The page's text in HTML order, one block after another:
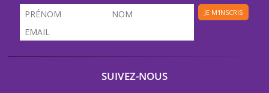
JE M'INSCRIS
SUIVEZ-NOUS